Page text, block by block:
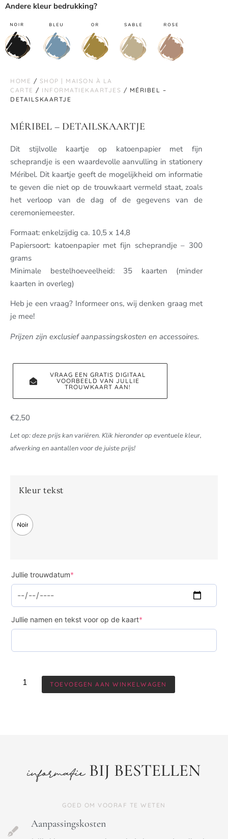
Andere kleur bedrukking?
HOME / SHOP | MAISON À LA
CARTE / INFORMATIEKAARTJES / MÉRIBEL –
DETAILSKAARTJE
MÉRIBEL – DETAILSKAARTJE
Dit stijlvolle kaartje op katoenpapier met fijn
scheprandje is een waardevolle aanvulling in stationery
Méribel. Dit kaartje geeft de mogelijkheid om informatie
te geven die niet op de trouwkaart vermeld staat, zoals
het verloop van de dag of de gegevens van de
ceremoniemeester.
Formaat: enkelzijdig ca. 10,5 x 14,8
Papiersoort: katoenpapier met fijn scheprandje – 300
grams
Minimale bestelhoeveelheid: 35 kaarten (minder
kaarten in overleg)
Heb je een vraag? Informeer ons, wij denken graag met
je mee!
Prijzen zijn exclusief aanpassingskosten en accessoires.
VRAAG EEN GRATIS DIGITAAL
VOORBEELD VAN JULLIE
TROUWKAART AAN!
€2,50
Let op: deze prijs kan variëren. Klik hieronder op eventuele kleur,
afwerking en aantallen voor de juiste prijs!
Kleur tekst
Noir
Jullie trouwdatum*
Jullie namen en tekst voor op de kaart*
TOEVOEGEN AAN WINKELWAGEN
informatieBIJ BESTELLEN
GOED OM VOORAF TE WETEN
Aanpassingskosten